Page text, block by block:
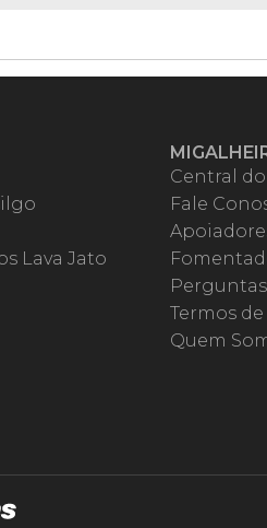
Lava Jato
Central
Fale
Termos de
Quem